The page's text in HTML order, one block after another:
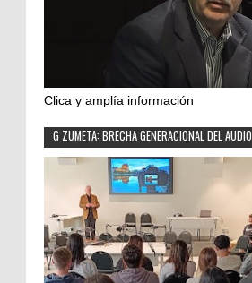
Clica y amplía información
G ZUMETA: BRECHA GENERACIONAL DEL AUDIO